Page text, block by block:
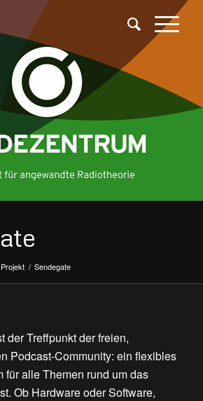
Projekt / Sendegate
der Treffpunkt der freien,
Podcast-Community: ein flexibles
für alle Themen rund um das
Ob Hardware oder Software,